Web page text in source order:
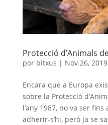
Protecció d’Animals
por bitxus | Nov 26, 2019
Encara que a Europa
sobre la Protecció
l’any 1987, no va ser
adherir-s’hi, però ja se